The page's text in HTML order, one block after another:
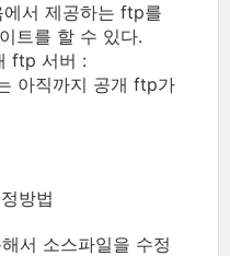
서 제공하는 ftp를
트를 할 수 있다.
ftp 서버 :
아직까지 공개 ftp가
방법
서 소스파일을 수정